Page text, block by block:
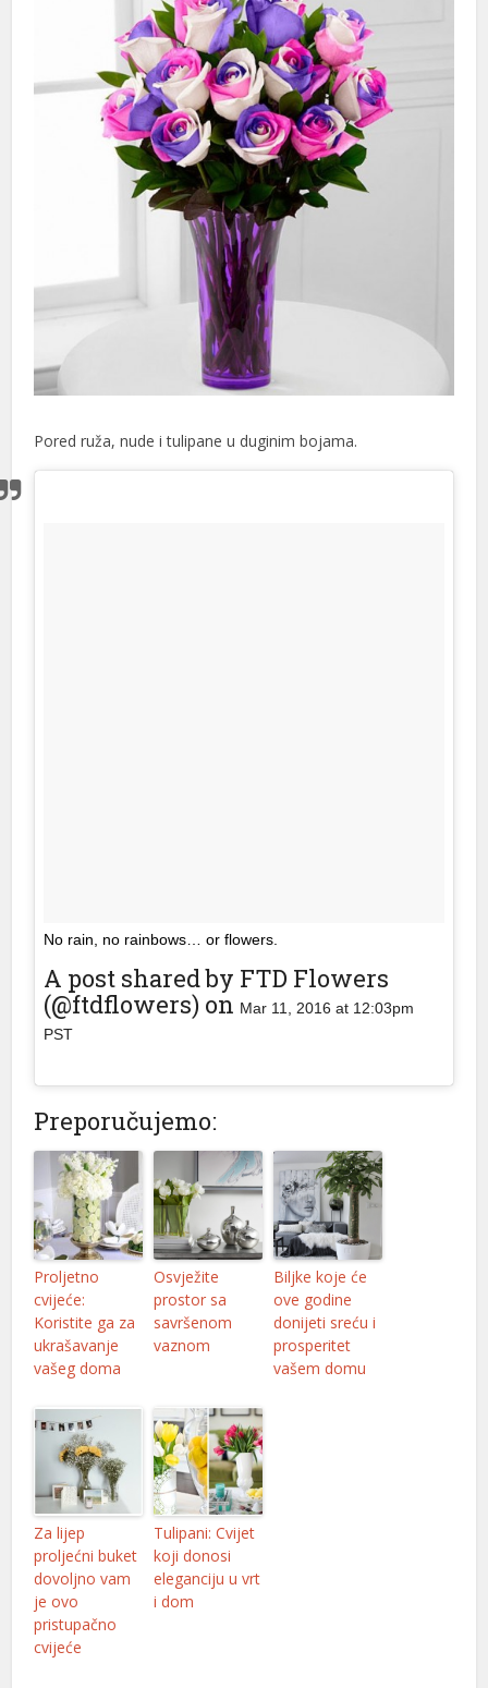
Pored ruža, nude i tulipane u duginim bojama.
No rain, no rainbows… or flowers.
A post shared by FTD Flowers
(@ftdflowers) on Mar 11, 2016 at 12:03pm
PST
Preporučujemo:
Proljetno
cvijeće:
Koristite ga za
ukrašavanje
vašeg doma
Osvježite
prostor sa
savršenom
vaznom
Biljke koje će
ove godine
donijeti sreću i
prosperitet
vašem domu
Za lijep
proljećni buket
dovoljno vam
je ovo
pristupačno
cvijeće
Tulipani: Cvijet
koji donosi
eleganciju u vrt
i dom